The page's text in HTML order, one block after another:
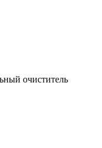
очиститель